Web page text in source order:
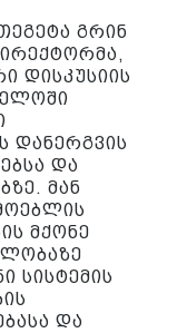
გრინ
დისკუსიის
დანერგვის
და
მან
მქონე
სისტემის
და